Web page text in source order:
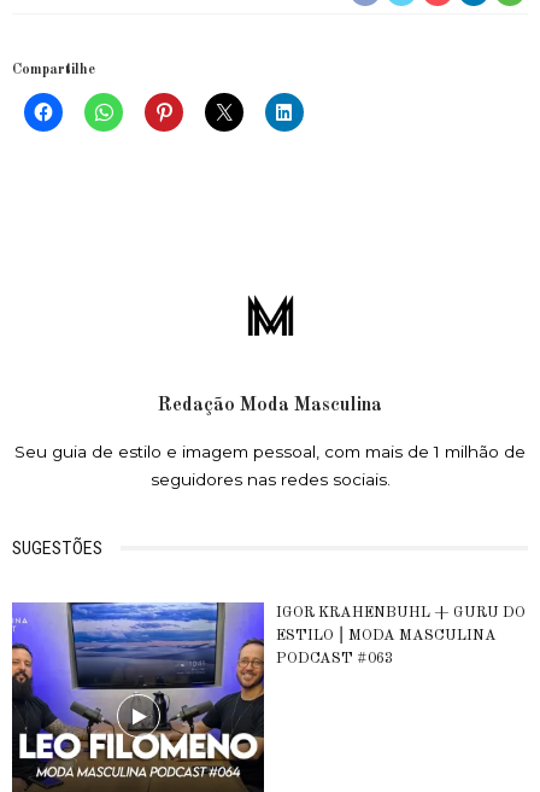
Compartilhe
Redação Moda Masculina
Seu guia de estilo e imagem pessoal, com mais de 1 milhão de
seguidores nas redes sociais.
SUGESTÕES
IGOR KRAHENBUHL + GURU DO
ESTILO ⎮ MODA MASCULINA
PODCAST #063